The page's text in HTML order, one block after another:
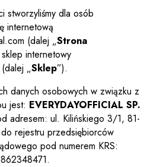
stworzyliśmy dla osób
internetową
(dalej „Strona
internetowy
„Sklep”).
danych osobowych w związku z
jest: EVERYDAYOFFICIAL SP.
adresem: ul. Kilińskiego 3/1, 81-
rejestru przedsiębiorców
pod numerem KRS: